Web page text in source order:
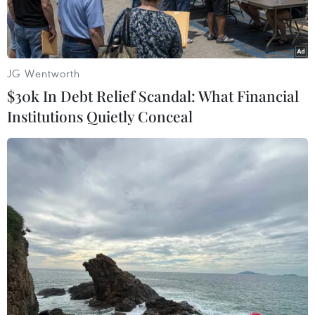
Chuyên gia của tổ chức từ thiện hàng đầu đến từ Anh Quốc
Facing the World phẫu thuật dị tật cho trẻ em có hoàn cảnh khó
khăn tại Việt Nam. (Ảnh: PV/Vietnam+)
Ngày 22/11, tổ chức từ thiện hàng đầu đến từ
Anh Quốc Facing the World (FTW) đã ký kết
JG Wentworth
$30k In Debt Relief Scandal: What Financial
Institutions Quietly Conceal